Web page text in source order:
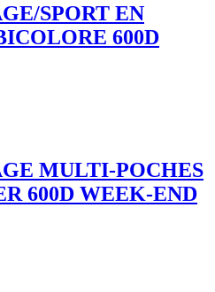
SPORT EN
600D
MULTI-POCHES
600D WEEK-END